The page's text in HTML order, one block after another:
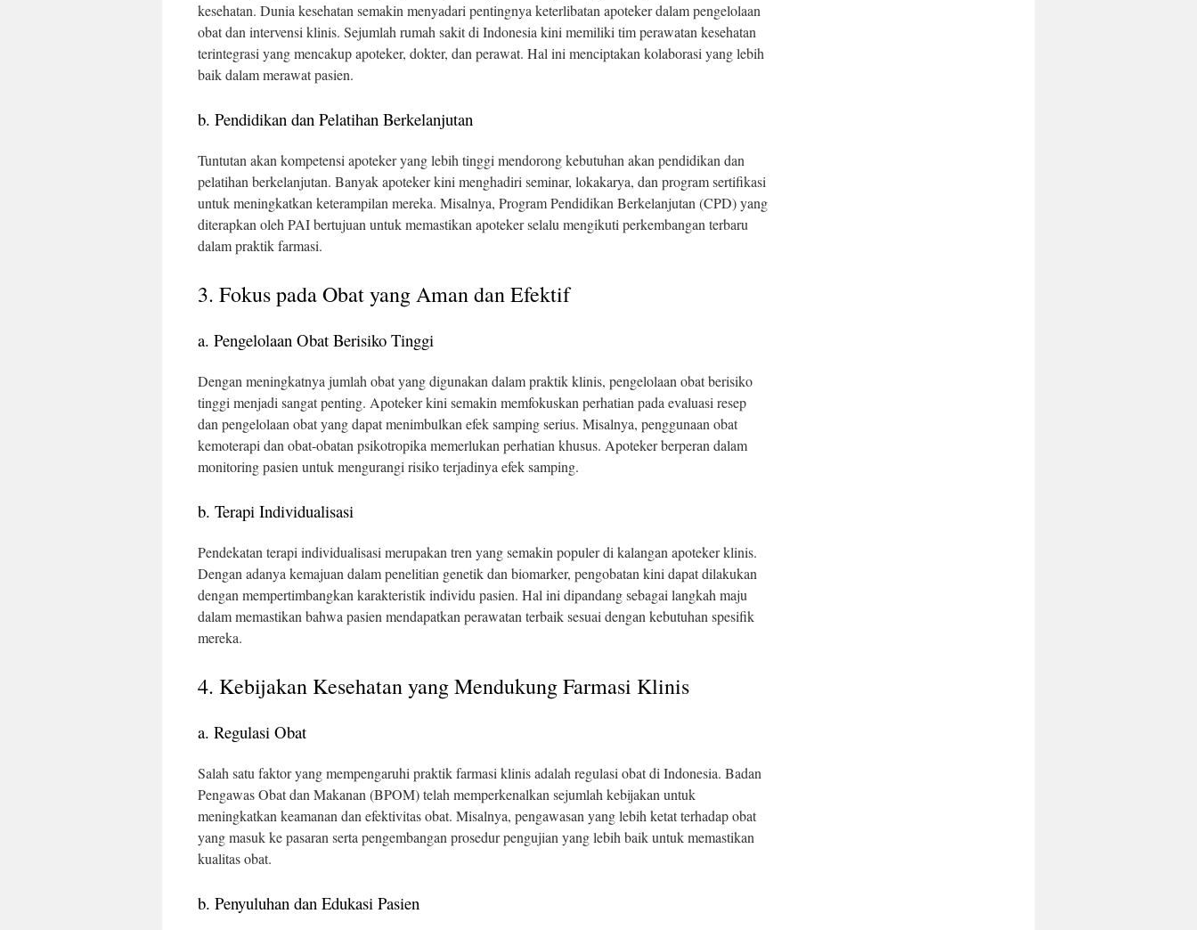
kesehatan. Dunia kesehatan semakin menyadari pentingnya keterlibatan apoteker dalam pengelolaan
obat dan intervensi klinis. Sejumlah rumah sakit di Indonesia kini memiliki tim perawatan kesehatan
terintegrasi yang mencakup apoteker, dokter, dan perawat. Hal ini menciptakan kolaborasi yang lebih
baik dalam merawat pasien.
b. Pendidikan dan Pelatihan Berkelanjutan
Tuntutan akan kompetensi apoteker yang lebih tinggi mendorong kebutuhan akan pendidikan dan
pelatihan berkelanjutan. Banyak apoteker kini menghadiri seminar, lokakarya, dan program sertifikasi
untuk meningkatkan keterampilan mereka. Misalnya, Program Pendidikan Berkelanjutan (CPD) yang
diterapkan oleh PAI bertujuan untuk memastikan apoteker selalu mengikuti perkembangan terbaru
dalam praktik farmasi.
3. Fokus pada Obat yang Aman dan Efektif
a. Pengelolaan Obat Berisiko Tinggi
Dengan meningkatnya jumlah obat yang digunakan dalam praktik klinis, pengelolaan obat berisiko
tinggi menjadi sangat penting. Apoteker kini semakin memfokuskan perhatian pada evaluasi resep
dan pengelolaan obat yang dapat menimbulkan efek samping serius. Misalnya, penggunaan obat
kemoterapi dan obat-obatan psikotropika memerlukan perhatian khusus. Apoteker berperan dalam
monitoring pasien untuk mengurangi risiko terjadinya efek samping.
b. Terapi Individualisasi
Pendekatan terapi individualisasi merupakan tren yang semakin populer di kalangan apoteker klinis.
Dengan adanya kemajuan dalam penelitian genetik dan biomarker, pengobatan kini dapat dilakukan
dengan mempertimbangkan karakteristik individu pasien. Hal ini dipandang sebagai langkah maju
dalam memastikan bahwa pasien mendapatkan perawatan terbaik sesuai dengan kebutuhan spesifik
mereka.
4. Kebijakan Kesehatan yang Mendukung Farmasi Klinis
a. Regulasi Obat
Salah satu faktor yang mempengaruhi praktik farmasi klinis adalah regulasi obat di Indonesia. Badan
Pengawas Obat dan Makanan (BPOM) telah memperkenalkan sejumlah kebijakan untuk
meningkatkan keamanan dan efektivitas obat. Misalnya, pengawasan yang lebih ketat terhadap obat
yang masuk ke pasaran serta pengembangan prosedur pengujian yang lebih baik untuk memastikan
kualitas obat.
b. Penyuluhan dan Edukasi Pasien